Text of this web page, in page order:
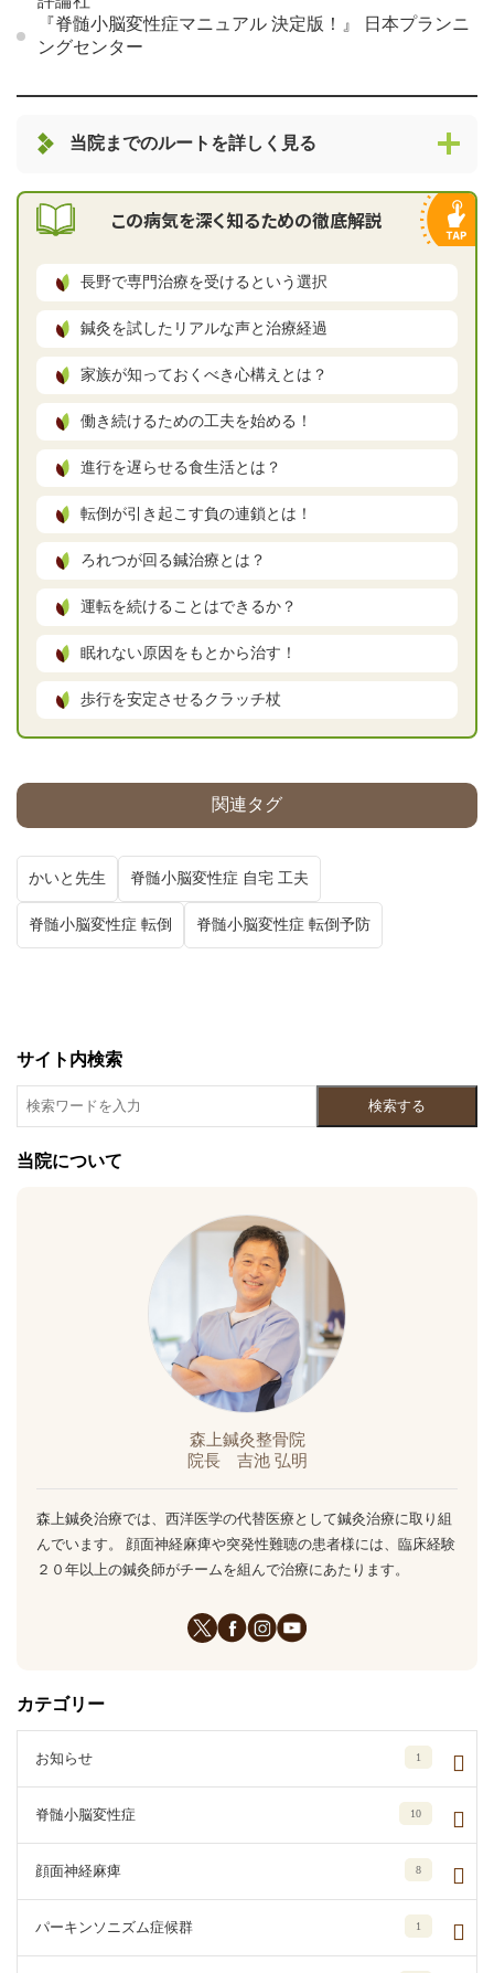
『脊髄小脳変性症マニュアル 決定版！』 日本プランニ
ングセンター
当院までのルートを詳しく見る
この病気を深く知るための徹底解説
長野で専門治療を受けるという選択
鍼灸を試したリアルな声と治療経過
家族が知っておくべき心構えとは？
働き続けるための工夫を始める！
進行を遅らせる食生活とは？
転倒が引き起こす負の連鎖とは！
ろれつが回る鍼治療とは？
運転を続けることはできるか？
眠れない原因をもとから治す！
歩行を安定させるクラッチ杖
関連タグ
かいと先生 脊髄小脳変性症 自宅 工夫
脊髄小脳変性症 転倒 脊髄小脳変性症 転倒予防
サイト内検索
検索する
当院について
森上鍼灸整骨院
院長 吉池 弘明
森上鍼灸治療では、西洋医学の代替医療として鍼灸治療に取り組
んでいます。 顔面神経麻痺や突発性難聴の患者様には、臨床経験
２０年以上の鍼灸師がチームを組んで治療にあたります。
カテゴリー
お知らせ 1
脊髄小脳変性症 10
顔面神経麻痺 8
パーキンソニズム症候群 1